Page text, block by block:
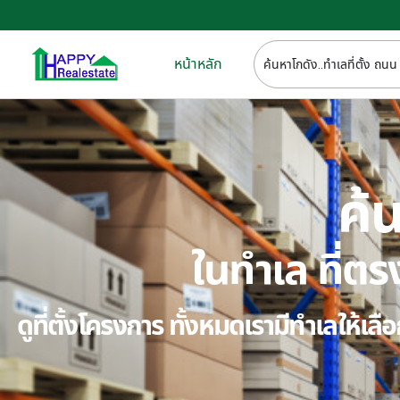
หน้าหลัก
ค้
ในทำเล ที่ต
ดูที่ตั้งโครงการ ทั้งหมดเรามีทำเลให้เ